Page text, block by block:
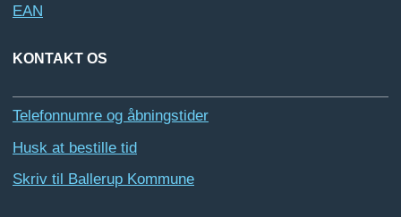
EAN
KONTAKT OS
Telefonnumre og åbningstider
Husk at bestille tid
Skriv til Ballerup Kommune